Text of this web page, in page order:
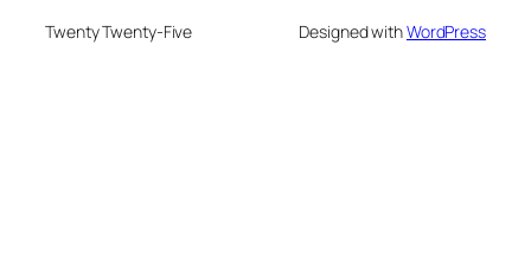
Twenty Twenty-Five Designed withWordPress